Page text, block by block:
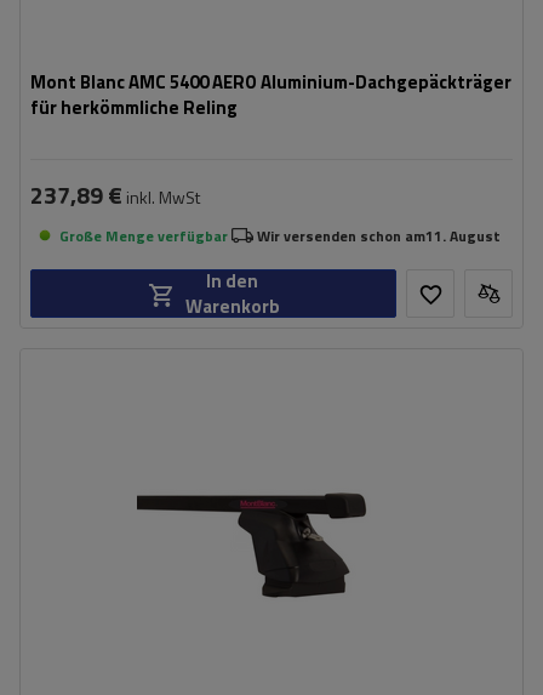
Mont Blanc AMC 5400 AERO Aluminium-Dachgepäckträger
für herkömmliche Reling
237,89 € inkl. MwSt
Große Menge verfügbar Wir versenden schon am11. August
In den
Warenkorb